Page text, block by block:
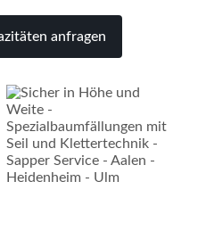
anfragen